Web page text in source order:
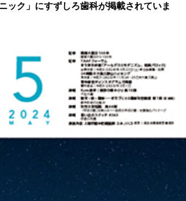
ック」にすずしろ歯科が掲載されていま